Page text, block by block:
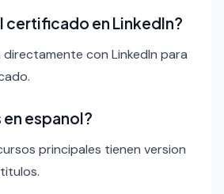
certificado en LinkedIn?
directamente con LinkedIn para
espanol?
principales tienen version